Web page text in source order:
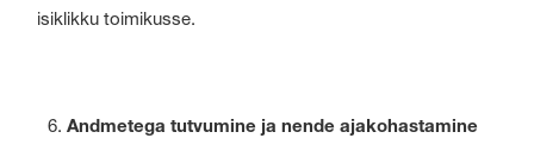
isiklikku toimikusse.
Andmetega tutvumine ja nende ajakohastamine